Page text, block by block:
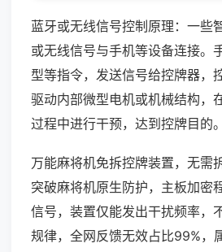
蓝牙或无线信号控制原理：一些
或无线信号与手机等设备连接。
型等指令，发送信号给控牌器，
驱动内部微型电机或机械结构，
过程中进行干预，达到控牌目的。
万能麻将机免拆控牌装置，无需
突破麻将机原生防护，主板加密
信号，装置仅能发出干扰频率，
规律，全网反馈无效占比99%，